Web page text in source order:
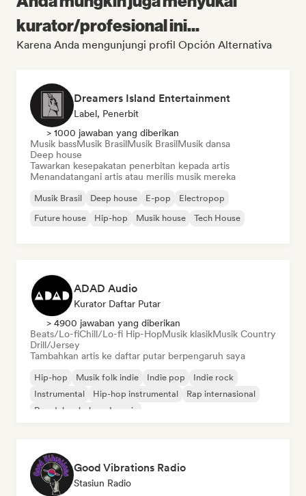
kurator/profesional ini...
Karena Anda mengunjungi profil Opción Alternativa
Dreamers Island Entertainment
Label, Penerbit
> 1000 jawaban yang diberikan
Musik bassMusik BrasilMusik BrasilMusik dansa
Deep house
Tawarkan kesepakatan penerbitan kepada artis
Menandatangani artis atau merilis musik mereka
Musik Brasil Deep house E-pop
Electropop
Future house
Hip-hop Musik house Tech House
ADAD Audio
Kurator Daftar Putar
> 4900 jawaban yang diberikan
Beats/Lo-fiChill/Lo-fi Hip-HopMusik klasikMusik Country
Drill/Jersey
Tambahkan artis ke daftar putar berpengaruh saya
Hip-hop Musik folk indie Indie pop
Indie rock
Instrumental
Hip-hop instrumental
Rap internasional
Rap dalam bahasa Inggris
Good Vibrations Radio
Stasiun Radio